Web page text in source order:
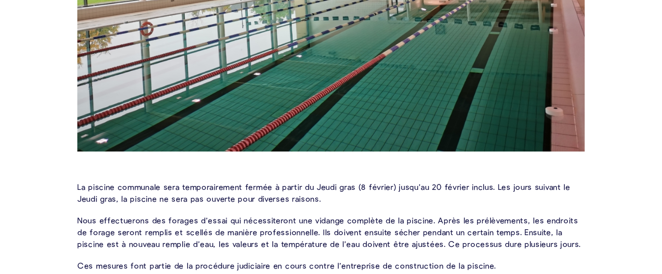
La piscine communale sera temporairement fermée à partir du Jeudi gras (8 février) jusqu’au 20 février inclus. Les jours suivant le
Jeudi gras, la piscine ne sera pas ouverte pour diverses raisons.
Nous effectuerons des forages d’essai qui nécessiteront une vidange complète de la piscine. Après les prélèvements, les endroits
de forage seront remplis et scellés de manière professionnelle. Ils doivent ensuite sécher pendant un certain temps. Ensuite, la
piscine est à nouveau remplie d’eau, les valeurs et la température de l’eau doivent être ajustées. Ce processus dure plusieurs jours.
Ces mesures font partie de la procédure judiciaire en cours contre l’entreprise de construction de la piscine.